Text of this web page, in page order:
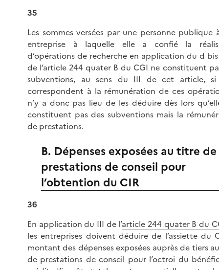
35
Les sommes versées par une personne publique
entreprise à laquelle elle a confié la
d’opérations de recherche en application du d
de l’article 244 quater B du CGI ne constituent
subventions, au sens du III de cet article, si
correspondent à la rémunération de ces
n’y a donc pas lieu de les déduire dès lors
constituent pas des subventions mais la
de prestations.
B. Dépenses exposées au titre de
prestations de conseil pour
l’obtention du CIR
36
En application du III de l’article 244 quater B du
les entreprises doivent déduire de l’assiette du
montant des dépenses exposées auprès de tiers
de prestations de conseil pour l’octroi du